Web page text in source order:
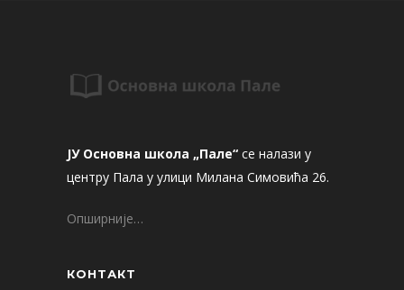
ЈУ Основна школа „Пале“ се налази у
центру Пала у улици Милана Симовића 26.
Опширније…
КОНТАКТ